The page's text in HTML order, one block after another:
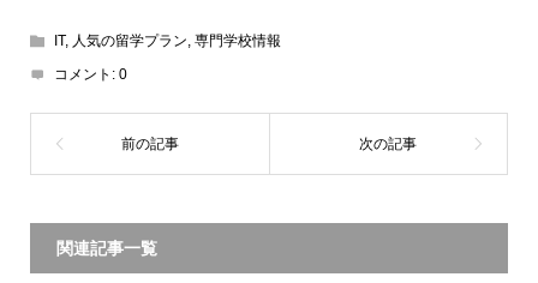
IT, 人気の留学プラン 専門学校情報
コメント: 0
関連記事一覧